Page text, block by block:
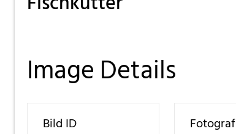
Image Details
Bild ID Fotograf